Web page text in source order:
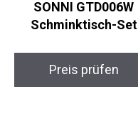
SONNI GTD006W
Schminktisch-Set
Preis prüfen